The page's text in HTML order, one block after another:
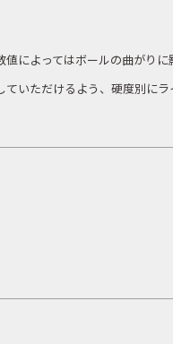
によってはボールの曲がり
いただけるよう、硬度別に